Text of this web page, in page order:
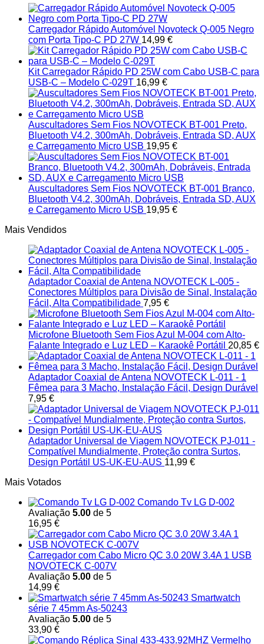
Carregador Rápido Automóvel Novoteck Q-005 Negro
com Porta Tipo-C PD 27W 14,99 €
Kit Carregador Rápido PD 25W com Cabo USB-C para
USB-C – Modelo C-029T 16,99 €
Auscultadores Sem Fios NOVOTECK BT-001 Preto,
Bluetooth V4.2, 300mAh, Dobráveis, Entrada SD, AUX
e Carregamento Micro USB 19,95 €
Auscultadores Sem Fios NOVOTECK BT-001 Branco,
Bluetooth V4.2, 300mAh, Dobráveis, Entrada SD, AUX
e Carregamento Micro USB 19,95 €
Mais Vendidos
Adaptador Coaxial de Antena NOVOTECK L-005 -
Conectores Múltiplos para Divisão de Sinal, Instalação
Fácil, Alta Compatibilidade 7,95 €
Microfone Bluetooth Sem Fios Azul M-004 com Alto-
Falante Integrado e Luz LED – Karaokê Portátil 20,85 €
Adaptador Coaxial de Antena NOVOTECK L-011 - 1
Fêmea para 3 Macho, Instalação Fácil, Design Durável
7,95 €
Adaptador Universal de Viagem NOVOTECK PJ-011 -
Compatível Mundialmente, Proteção contra Surtos,
Design Portátil US-UK-EU-AUS 11,99 €
Mais Votados
Comando Tv LG D-002
Avaliação 5.00 de 5
16,95 €
Carregador com Cabo Micro QC 3.0 20W 3.4A 1 USB
NOVOTECK C-007V
Avaliação 5.00 de 5
14,99 €
Smartwatch
série 7 45mm As-50243
Avaliação 5.00 de 5
33,90 €